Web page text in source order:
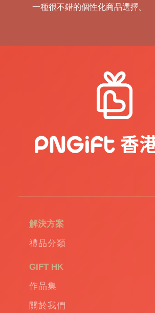
一種很不錯的個性化商品選擇。
解決方案
禮品分類
GIFT HK
作品集
關於我們